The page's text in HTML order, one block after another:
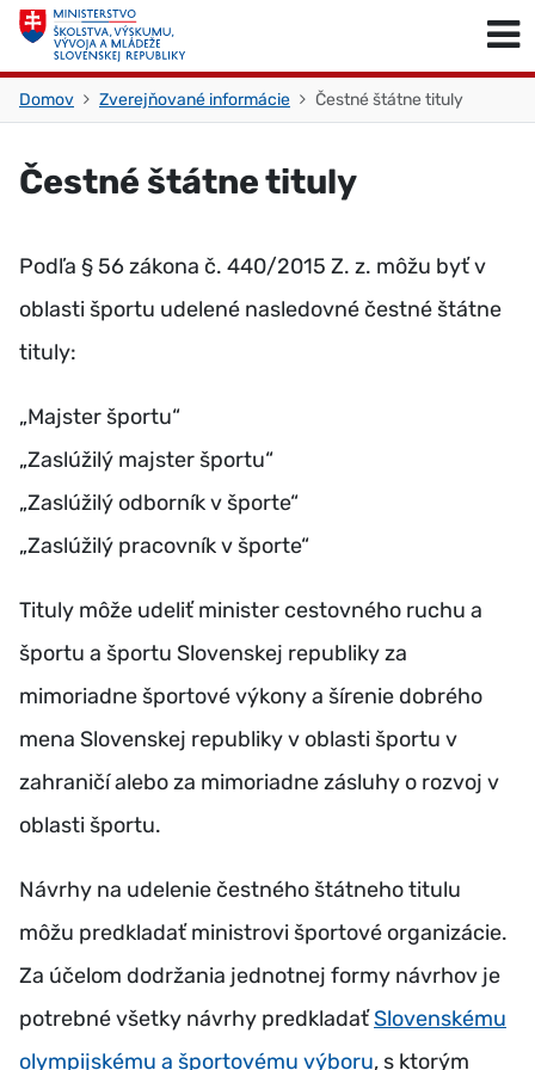
Skočiť na obsah
Domov Zverejňované informácie Čestné štátne tituly
Čestné štátne tituly
Podľa § 56 zákona č. 440/2015 Z. z. môžu byť v
oblasti športu udelené nasledovné čestné štátne
tituly:
„Majster športu“
„Zaslúžilý majster športu“
„Zaslúžilý odborník v športe“
„Zaslúžilý pracovník v športe“
Tituly môže udeliť minister cestovného ruchu a
športu a športu Slovenskej republiky za
mimoriadne športové výkony a šírenie dobrého
mena Slovenskej republiky v oblasti športu v
zahraničí alebo za mimoriadne zásluhy o rozvoj v
oblasti športu.
Návrhy na udelenie čestného štátneho titulu
môžu predkladať ministrovi športové organizácie.
Za účelom dodržania jednotnej formy návrhov je
potrebné všetky návrhy predkladaťSlovenskému
olympijskému a športovému výboru, s ktorým
Skočiť na začiatok stránky